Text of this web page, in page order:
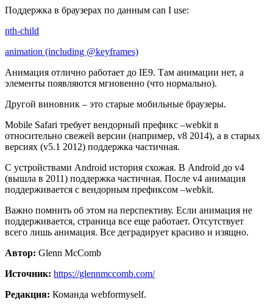
Поддержка в браузерах по данным can I use:
nth-child
animation (including @keyframes)
Анимация отлично работает до IE9. Там анимации нет, а
элементы появляются мгновенно (что нормально).
Другой виновник – это старые мобильные браузеры.
Mobile Safari требует вендорный префикс –webkit в
относительно свежей версии (например, v8 2014), а в старых
версиях (v5.1 2012) поддержка частичная.
С устройствами Android история схожая. В Android до v4
(вышла в 2011) поддержка частичная. После v4 анимация
поддерживается с вендорным префиксом –webkit.
Важно помнить об этом на перспективу. Если анимация не
поддерживается, страница все еще работает. Отсутствует
всего лишь анимация. Все деградирует красиво и изящно.
Автор: Glenn McComb
Источник: https://glennmccomb.com/
Редакция: Команда webformyself.